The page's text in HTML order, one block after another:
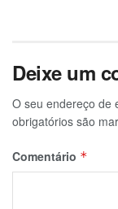
Deixe um
O seu endereço de
obrigatórios são
Comentário *